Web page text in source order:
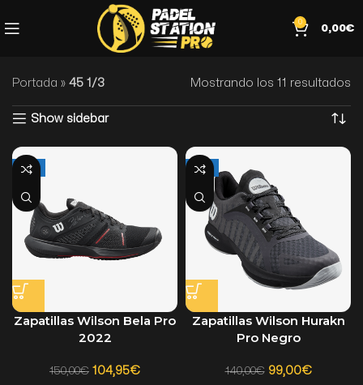
0
0,00€
Portada » 45 1/3 Mostrando los 11 resultados
Show sidebar
-30%
Zapatillas Wilson Bela Pro
2022
150,00€ 104,95€
-29%
Zapatillas Wilson Hurakn
Pro Negro
140,00€ 99,00€